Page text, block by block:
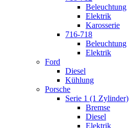
Beleuchtung
Elektrik
Karosserie
716-718
Beleuchtung
Elektrik
Ford
Diesel
Kühlung
Porsche
Serie 1 (1 Zylinder)
Bremse
Diesel
Elektrik